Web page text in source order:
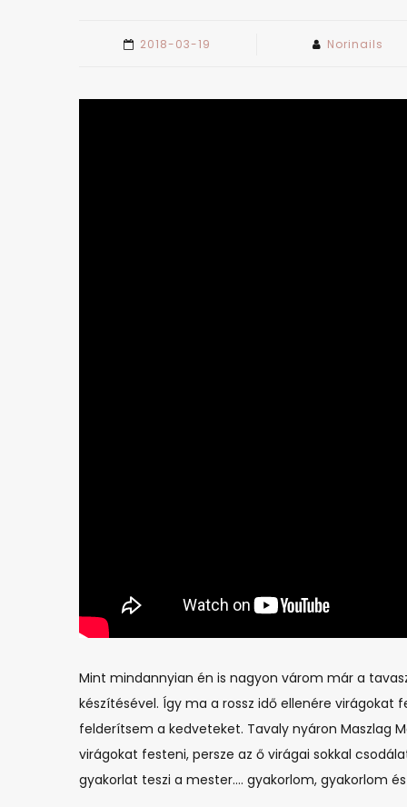
2018-03-19 Norinails
Mint mindannyian én is nagyon várom már a
készítésével. Így ma a rossz idő ellenére
felderítsem a kedveteket. Tavaly nyáron Maszlag
virágokat festeni, persze az ő virágai sokkal
gyakorlat teszi a mester…. gyakorlom, gyakorlom